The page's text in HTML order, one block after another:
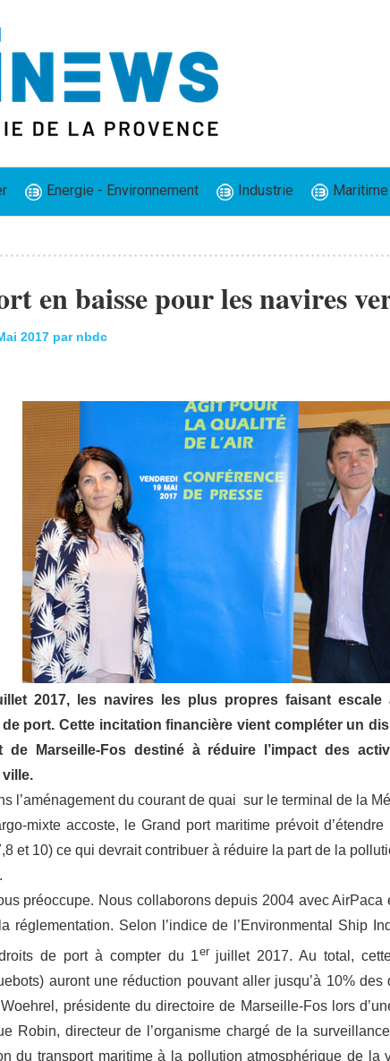
Energie - Environnement Industrie Maritime
en baisse pour les navires
2017 par nbdc
2017, les navires les plus propres faisant escale
port. Cette incitation financière vient compléter un
Marseille-Fos destiné à réduire l’impact des
l’aménagement du courant de quai sur le terminal de la
mixte accoste, le Grand port maritime prévoit
et 10) ce qui devrait contribuer à réduire la part de la
préoccupe. Nous collaborons depuis 2004 avec
réglementation. Selon l’indice de l’Environmental Ship
de port à compter du 1er juillet 2017. Au total,
auront une réduction pouvant aller jusqu’à 10%
présidente du directoire de Marseille-Fos lors
Robin, directeur de l’organisme chargé de la
du transport maritime à la pollution atmosphérique de la